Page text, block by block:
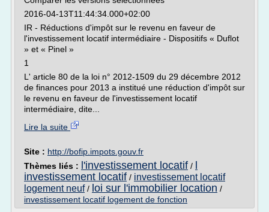
2016-04-13T11:44:34.000+02:00
IR - Réductions d'impôt sur le revenu en faveur de
l'investissement locatif intermédiaire - Dispositifs « Duflot
» et « Pinel »
1
L' article 80 de la loi n° 2012-1509 du 29 décembre 2012
de finances pour 2013 a institué une réduction d'impôt sur
le revenu en faveur de l'investissement locatif
intermédiaire, dite...
Lire la suite
Site : http://bofip.impots.gouv.fr
Thèmes liés :
l'investissement locatif /
investissement locatif / investissement locatif
logement neuf/ loi sur l'immobilier location /
investissement locatif logement de fonction